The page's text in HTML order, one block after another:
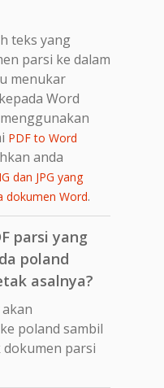
teks yang
parsi ke dalam
menukar
Word
PDF to Word
anda
dan JPG yang
dokumen Word.
parsi yang
poland
asalnya?
akan
poland sambil
parsi